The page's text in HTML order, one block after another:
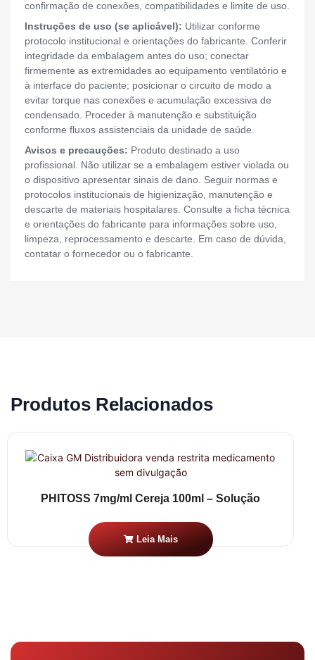
confirmação de conexões, compatibilidades e limite de uso.
Instruções de uso (se aplicável): Utilizar conforme
protocolo institucional e orientações do fabricante. Conferir
integridade da embalagem antes do uso; conectar
firmemente as extremidades ao equipamento ventilatório e
à interface do paciente; posicionar o circuito de modo a
evitar torque nas conexões e acumulação excessiva de
condensado. Proceder à manutenção e substituição
conforme fluxos assistenciais da unidade de saúde.
Avisos e precauções: Produto destinado a uso
profissional. Não utilizar se a embalagem estiver violada ou
o dispositivo apresentar sinais de dano. Seguir normas e
protocolos institucionais de higienização, manutenção e
descarte de materiais hospitalares. Consulte a ficha técnica
e orientações do fabricante para informações sobre uso,
limpeza, reprocessamento e descarte. Em caso de dúvida,
contatar o fornecedor ou o fabricante.
Produtos Relacionados
PHITOSS 7mg/ml Cereja 100ml – Solução
Leia Mais